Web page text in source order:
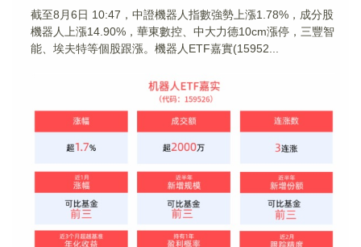
截至8月6日 10:47，中證機器人指數強勢上漲1.78%，成分股
機器人上漲14.90%，華東數控、中大力德10cm漲停，三豐智
能、埃夫特等個股跟漲。機器人ETF嘉實(15952...